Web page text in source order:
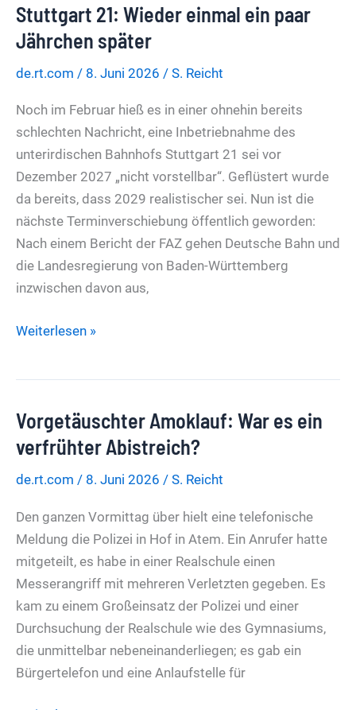
A-
Note
Stuttgart 21: Wieder einmal ein paar
Jährchen später
de.rt.com / 8. Juni 2026 / S. Reicht
Noch im Februar hieß es in einer ohnehin bereits
schlechten Nachricht, eine Inbetriebnahme des
unterirdischen Bahnhofs Stuttgart 21 sei vor
Dezember 2027 „nicht vorstellbar“. Geflüstert wurde
da bereits, dass 2029 realistischer sei. Nun ist die
nächste Terminverschiebung öffentlich geworden:
Nach einem Bericht der FAZ gehen Deutsche Bahn und
die Landesregierung von Baden-Württemberg
inzwischen davon aus,
Stuttgart
ein
paar
später
Weiterlesen »
Vorgetäuschter Amoklauf: War es ein
verfrühter Abistreich?
de.rt.com / 8. Juni 2026 / S. Reicht
Den ganzen Vormittag über hielt eine telefonische
Meldung die Polizei in Hof in Atem. Ein Anrufer hatte
mitgeteilt, es habe in einer Realschule einen
Messerangriff mit mehreren Verletzten gegeben. Es
kam zu einem Großeinsatz der Polizei und einer
Durchsuchung der Realschule wie des Gymnasiums,
die unmittelbar nebeneinanderliegen; es gab ein
Bürgertelefon und eine Anlaufstelle für